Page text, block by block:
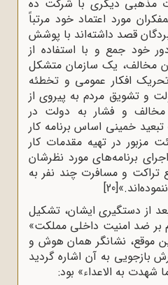
مذهبی دیگری با شرکت ده
مورد اعتماد خود مرتباً
قصد داشته‌اند با پوشش
خود جمع و با استفاده از
مخالف، یک سازمان متشکل
تحریک افکار عمومی و تخطئه
و تشویق مردم به پیروی از
مخالف و فشار به دولت در
خمینی اساس برنامه کار
مزبور در تهیه مقدمات کار
برنامه‌های مورد نظرشان
تراکت و مسافرت چند نفر به
[20]
ارتش، 45 روز بعد از دستگیری ایشان، تشکیل
بر ضد امنیت داخلی مملکت»
موقع، نشانگر همان هوش و
بازجویی به آن اشاره گردید
به الاعداء» بود: